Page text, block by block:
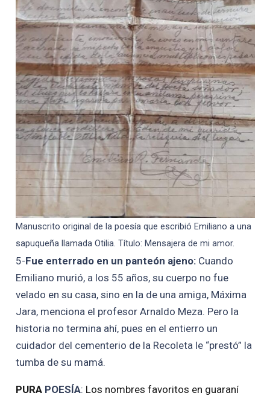
Manuscrito original de la poesía que escribió Emiliano a una
sapuqueña llamada Otilia. Título: Mensajera de mi amor.
5-Fue enterrado en un panteón ajeno:Cuando
Emiliano murió, a los 55 años, su cuerpo no fue
velado en su casa, sino en la de una amiga, Máxima
Jara, menciona el profesor Arnaldo Meza. Pero la
historia no termina ahí, pues en el entierro un
cuidador del cementerio de la Recoleta le “prestó” la
tumba de su mamá.
PURAPOESÍA: Los nombres favoritos en guaraní